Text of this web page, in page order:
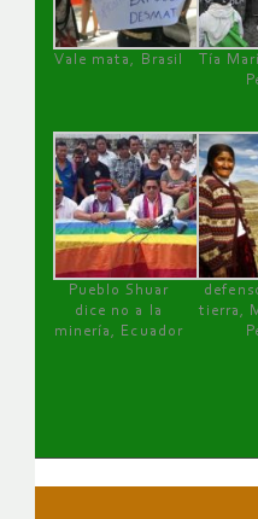
Vale mata, Brasil
Tía
Pueblo Shuar
dice no a la
minería, Ecuador
tierra,